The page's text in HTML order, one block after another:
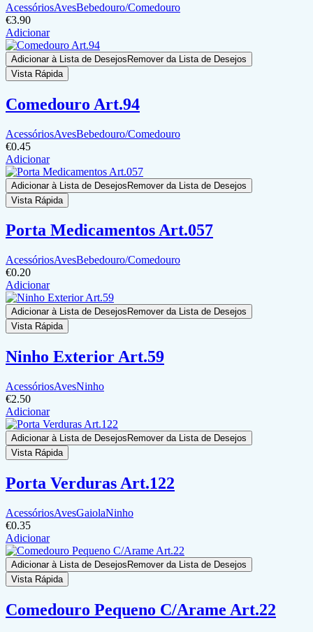
AcessóriosAvesBebedouro/Comedouro
€3.90
Adicionar
Adicionar à Lista de DesejosRemover da Lista de Desejos
Vista Rápida
Comedouro Art.94
AcessóriosAvesBebedouro/Comedouro
€0.45
Adicionar
Adicionar à Lista de DesejosRemover da Lista de Desejos
Vista Rápida
Porta Medicamentos Art.057
AcessóriosAvesBebedouro/Comedouro
€0.20
Adicionar
Adicionar à Lista de Desejos Remover da Lista de Desejos
Vista Rápida
Ninho Exterior Art.59
AcessóriosAvesNinho
€2.50
Adicionar
Adicionar à Lista de Desejos Remover da Lista de Desejos
Vista Rápida
Porta Verduras Art.122
AcessóriosAvesGaiolaNinho
€0.35
Adicionar
Adicionar à Lista de Desejos Remover da Lista de Desejos
Vista Rápida
Comedouro Pequeno C/Arame Art.22